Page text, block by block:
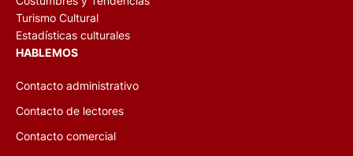
Turismo Cultural
Estadísticas culturales
HABLEMOS
Contacto administrativo
Contacto de lectores
Contacto comercial